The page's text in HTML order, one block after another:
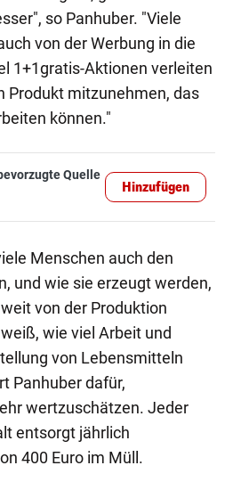
so Panhuber. "Viele
von der Werbung in die
1+1gratis-Aktionen verleiten
Produkt mitzunehmen, das
können."
Quelle
Hinzufügen
Menschen auch den
und wie sie erzeugt werden,
von der Produktion
wie viel Arbeit und
von Lebensmitteln
Panhuber dafür,
wertzuschätzen. Jeder
entsorgt jährlich
400 Euro im Müll.